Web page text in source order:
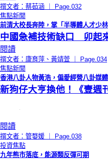
撰文者：蔡茹涵 ｜ Page.032
焦點新聞
前清大校長奔陸，掌「半導體人才少林
中國急補技術缺口 卯起
閱讀
撰文者：康育萍、黃靖萱 ｜ Page.034
焦點新聞
香港八卦人物黃浩，偏愛經營八卦媒體
新狗仔大亨換他！《壹週
閱讀
撰文者：管婺媛 ｜ Page.038
投資焦點
九年熊市落底，能源類反彈可期